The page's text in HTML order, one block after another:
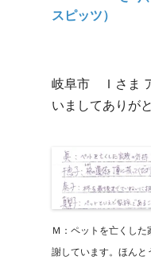
スピッツ）
岐阜市 Ｉさま
いましてありが
Ｍ：ペットを亡くし
謝しています。ほんと